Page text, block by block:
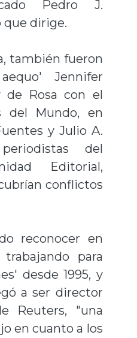
Pedro J.
que dirige.
también fueron
Jennifer
de Rosa con el
del Mundo, en
y Julio A.
del
Editorial,
conflictos
reconocer en
para
desde 1995, y
a ser director
Reuters, "una
en cuanto a los